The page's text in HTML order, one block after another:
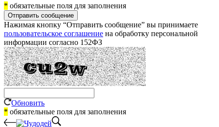
* обязательные поля для заполнения
Отправить сообщение
Нажимая кнопку “Отправить сообщение” вы принимаете
пользовательское соглашение на обработку персональной
информации согласно 152ФЗ
Обновить
* обязательные поля для заполнения